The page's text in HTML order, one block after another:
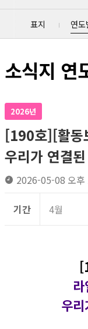
표지 연
소식지 연
2026년
[190호][활동
우리가 연결
2026-05-08 오후
기간 4월
우